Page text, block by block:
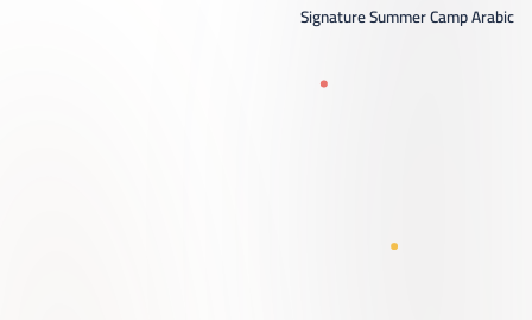
Signature Summer Camp Arabic